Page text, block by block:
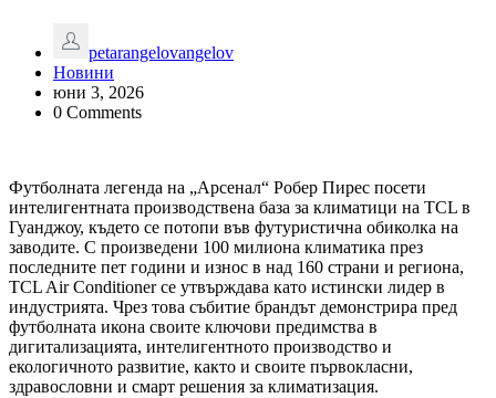
petarangelovangelov
Новини
юни 3, 2026
0 Comments
Футболната легенда на „Арсенал“ Робер Пирес посети
интелигентната производствена база за климатици на TCL в
Гуанджоу, където се потопи във футуристична обиколка на
заводите. С произведени 100 милиона климатика през
последните пет години и износ в над 160 страни и региона,
TCL Air Conditioner се утвърждава като истински лидер в
индустрията. Чрез това събитие брандът демонстрира пред
футболната икона своите ключови предимства в
дигитализацията, интелигентното производство и
екологичното развитие, както и своите първокласни,
здравословни и смарт решения за климатизация.